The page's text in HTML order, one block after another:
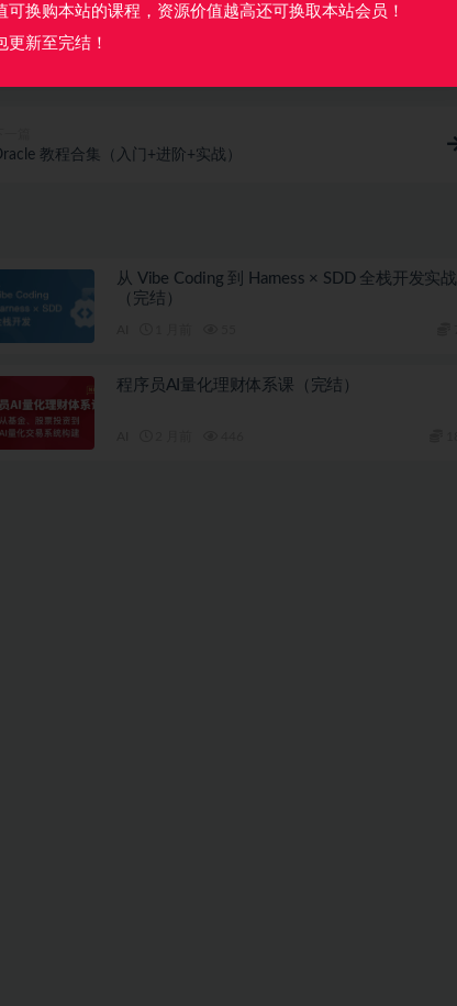
教程合集（入门+进阶+实战）
从 Vibe Coding 到 Harness × SDD 全栈开发实战
（完结）
程序员AI量化理财体系课（完结）
可换购本站的课程，资源价值越高还可换取本站会员！
更新至完结！